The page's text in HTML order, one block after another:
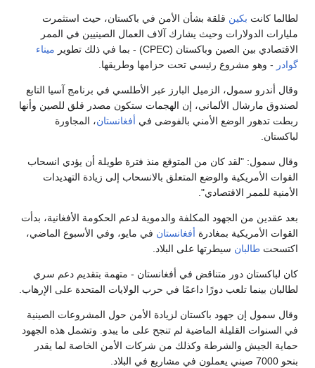
لطالما كانت بكين قلقة بشأن الأمن في باكستان، حيث استثمرت
مليارات الدولارات وحيث يشارك آلاف العمال الصينيين في الممر
الاقتصادي بين الصين وباكستان (CPEC) - بما في ذلك تطوير
ميناء
گوادر - وهو مشروع رئيسي تحت حزامها وطريقها.
وقال أندرو سمول، الزميل البارز عبر الأطلسي في برنامج آسيا التابع
لصندوق مارشال الألماني، إن الهجمات ستكون مصدر قلق للصين وأنها
ربطت تدهور الوضع الأمني ​​بالفوضى في أفغانستان، المجاورة
لباكستان.
وقال سمول: "لقد كان من المتوقع منذ فترة طويلة أن يؤدي انسحاب
القوات الأمريكية والوضع المتعلق بالانسحاب إلى زيادة التهديدات
الأمنية للممر الاقتصادي".
بعد عقدين من الجهود المكلفة والدموية لدعم الحكومة الأفغانية، بدأت
القوات الأمريكية بمغادرة أفغانستان في مايو، وفي الأسبوع الماضي،
اكتسحت طالبان سيطرتها على البلاد.
كان لباكستان دور متناقض في أفغانستان - متهمة بتقديم دعم سري
لطالبان بينما تلعب دورًا داعمًا في حرب الولايات المتحدة على الإرهاب.
وقال سمول إن جهود باكستان لزيادة الأمن حول المشروعات الصينية
في السنوات القليلة الماضية لم تنجح على ما يبدو. وتشمل هذه الجهود
حماية الجيش والشرطة وكذلك من شركات الأمن الخاصة لما يقدر
بنحو 7000 صيني يعملون في مشاريع في البلاد.